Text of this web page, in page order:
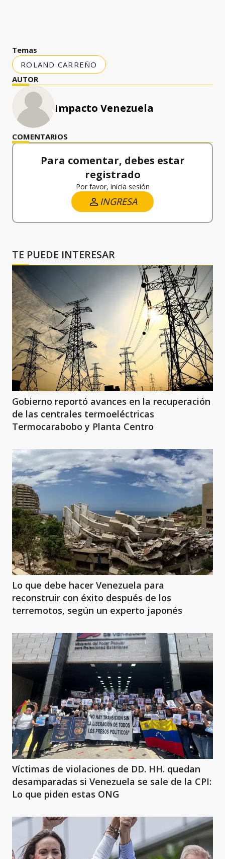
Temas
ROLAND CARREÑO
AUTOR
Impacto Venezuela
COMENTARIOS
Para comentar, debes estar
registrado
Por favor, inicia sesión
INGRESA
TE PUEDE INTERESAR
Gobierno reportó avances en la recuperación
de las centrales termoeléctricas
Termocarabobo y Planta Centro
Lo que debe hacer Venezuela para
reconstruir con éxito después de los
terremotos, según un experto japonés
Víctimas de violaciones de DD. HH. quedan
desamparadas si Venezuela se sale de la CPI:
Lo que piden estas ONG